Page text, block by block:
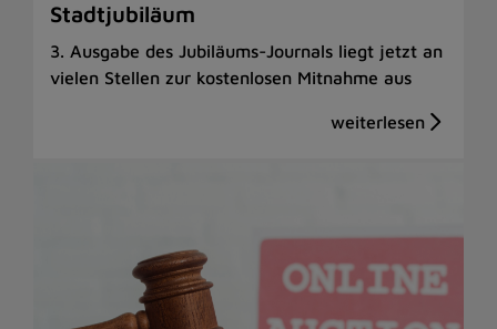
Stadtjubiläum
3. Ausgabe des Jubiläums-Journals liegt jetzt an
vielen Stellen zur kostenlosen Mitnahme aus